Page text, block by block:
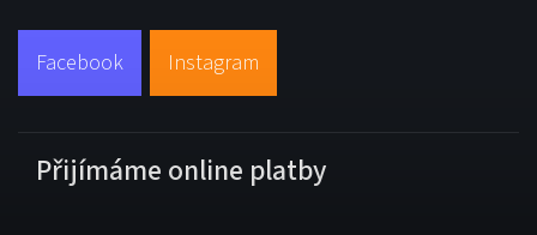
Facebook Instagram
Přijímáme online platby